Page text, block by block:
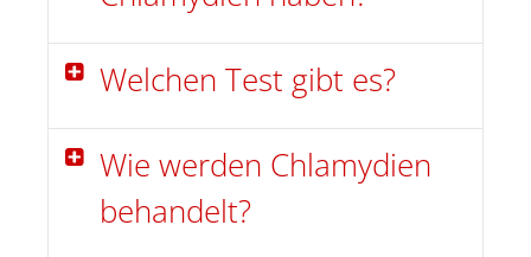
Welchen Test gibt es?
Wie werden Chlamydien
behandelt?